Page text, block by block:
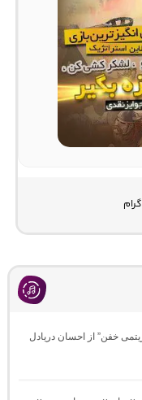
احساسی ریتمی خفن” از احسان دریادل